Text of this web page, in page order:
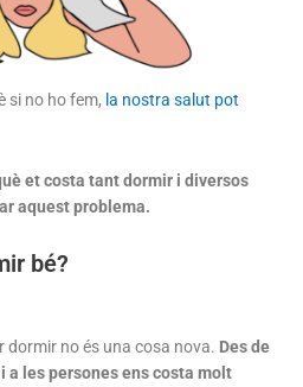
si no ho fem, la nostra salut pot
et costa tant dormir i diversos
aquest problema.
bé?
dormir no és una cosa nova. Des de
a les persones ens costa molt